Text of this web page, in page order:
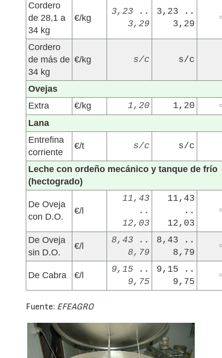
Cordero
de 28,1 a
34 kg
€/kg
3,23 ..
3,29
3,23 ..
3,29
Cordero
de más de
34 kg
€/kg s/c s/c
Ovejas
Extra
€/kg 1,20 1,20
Lana
Entrefina
corriente
€/t s/c s/c
Leche con ordeño mecánico y tanque de frío
(hectogrado)
De Oveja
con D.O.
€/l
11,43
..
12,03
11,43
..
12,03
De Oveja
sin D.O.
€/l
8,43 ..
8,79
8,43 ..
8,79
De Cabra €/l
9,15 ..
9,75
9,15 ..
9,75
Fuente: EFEAGRO